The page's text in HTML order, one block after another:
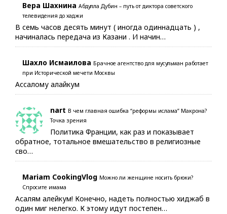
Вера Шахнина Абдулла Дубин – путь от диктора советского
телевидения до хаджи
В семь часов десять минут ( иногда одиннадцать ) ,
начиналась передача из Казани . И начин…
Шахло Исмаилова Брачное агентство для мусульман работает
при Исторической мечети Москвы
Ассалому алайкум
nart В чем главная ошибка “реформы ислама” Макрона?
Точка зрения
Политика Франции, как раз и показывает
обратное, тотальное вмешательство в религиозные
сво…
Mariam CookingVlog Можно ли женщине носить брюки?
Спросите имама
Асалям алейкум! Конечно, надеть полностью хиджаб в
один миг нелегко. К этому идут постепен…